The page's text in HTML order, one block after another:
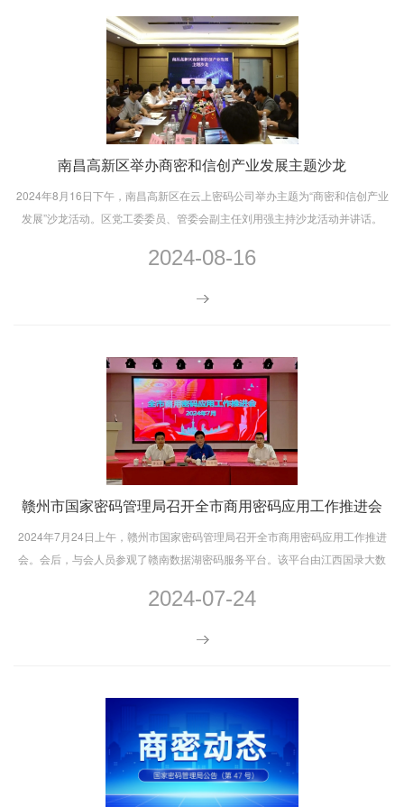
南昌高新区举办商密和信创产业发展主题沙龙
2024年8月16日下午，南昌高新区在云上密码公司举办主题为“商密和信创产业
发展”沙龙活动。区党工委委员、管委会副主任刘用强主持沙龙活动并讲话。
2024-08-16
赣州市国家密码管理局召开全市商用密码应用工作推进会
2024年7月24日上午，赣州市国家密码管理局召开全市商用密码应用工作推进
会。会后，与会人员参观了赣南数据湖密码服务平台。该平台由江西国录大数
2024-07-24